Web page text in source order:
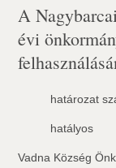
A
évi
határozat
hatályos
Vadna Község